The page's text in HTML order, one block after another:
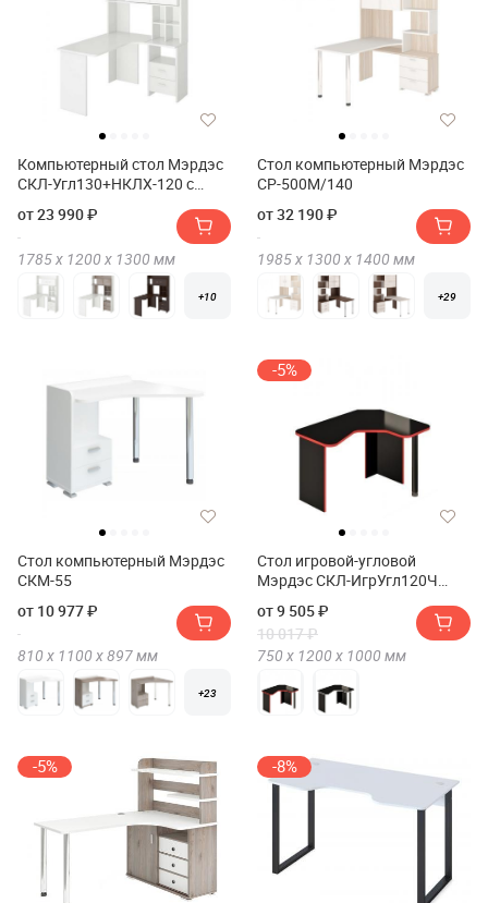
Компьютерный стол Мэрдэс
СКЛ-Угл130+НКЛХ-120 с
от 23 990 ₽
1785 х 1200 х 1300 мм
+10
Стол компьютерный Мэрдэс
СР-500М/140
от 32 190 ₽
1985 х 1300 х 1400 мм
+29
Стол компьютерный Мэрдэс
СКМ-55
от 10 977 ₽
810 х 1100 х897мм
+23
-5%
Стол игровой-угловой
Мэрдэс СКЛ-ИгрУгл120Ч
от 9 505 ₽
10 017 ₽
750 х 1200 х 1000 мм
-5% -8%